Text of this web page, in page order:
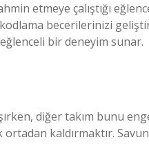
etmeye çalıştığı
becerilerinizi
bir deneyim sunar.
diğer takım bunu
kaldırmaktır.